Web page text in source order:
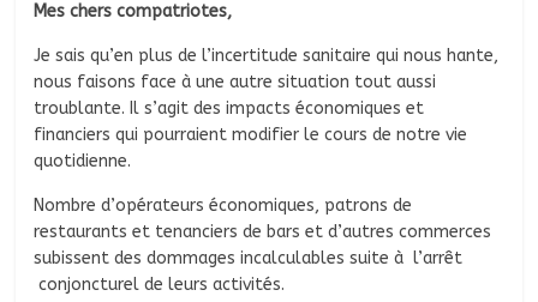
Mes chers compatriotes,
Je sais qu’en plus de l’incertitude sanitaire qui nous hante,
nous faisons face à une autre situation tout aussi
troublante. Il s’agit des impacts économiques et
financiers qui pourraient modifier le cours de notre vie
quotidienne.
Nombre d’opérateurs économiques, patrons de
restaurants et tenanciers de bars et d’autres commerces
subissent des dommages incalculables suite à l’arrêt
conjoncturel de leurs activités.